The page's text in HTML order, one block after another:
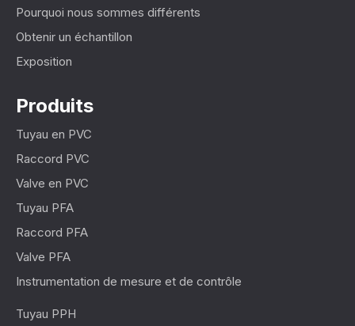
Pourquoi nous sommes différents
Obtenir un échantillon
Exposition
Produits
Tuyau en PVC
Raccord PVC
Valve en PVC
Tuyau PFA
Raccord PFA
Valve PFA
Instrumentation de mesure et de contrôle
Tuyau PPH